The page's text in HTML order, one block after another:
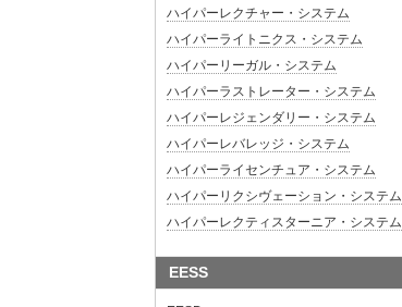
ハイパーレクチャー・システム
ハイパーライトニクス・システム
ハイパーリーガル・システム
ハイパーラストレーター・システム
ハイパーレジェンダリー・システム
ハイパーレバレッジ・システム
ハイパーライセンチュア・システム
ハイパーリクシヴェーション・システム
ハイパーレクティスターニア・システム
EESS